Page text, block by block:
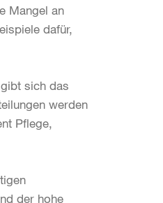
Mangel an
dafür,
sich das
werden
Pflege,
der hohe